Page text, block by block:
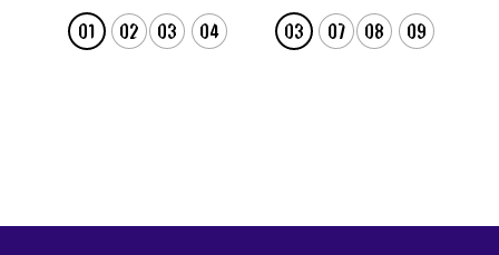
01 02 03 04 03 07 08 09